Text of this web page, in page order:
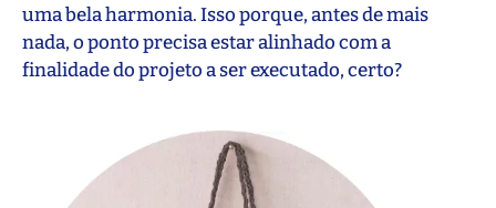
uma bela harmonia. Isso porque, antes de mais
nada, o ponto precisa estar alinhado com a
finalidade do projeto a ser executado, certo?